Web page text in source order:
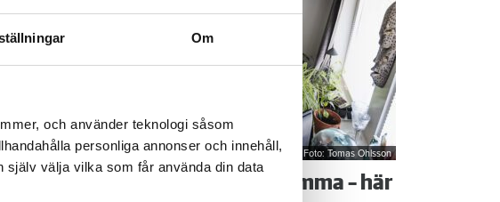
Om
och använder teknologi såsom
personliga annonser och innehåll,
välja vilka som får använda din data
Foto: Tomas Ohlsson
Så sparar du vatten hemma – här